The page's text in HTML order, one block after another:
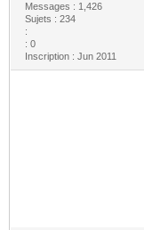
Messages : 1,426
Sujets : 234
:
: 0
Inscription : Jun 2011